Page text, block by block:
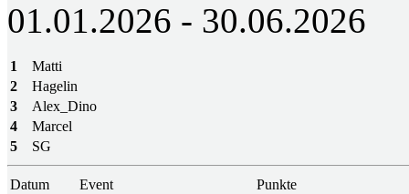
01.01.2026 - 30.06.2026
1
Matti
2
Hagelin
3
Alex_Dino
4
Marcel
5
SG
Datum Event
Punkte